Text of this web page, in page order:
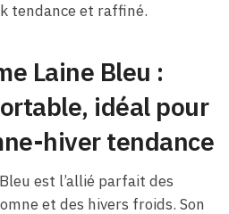
tendance et raffiné.
Laine Bleu​ :
idéal pour
hiver tendance
est l’allié parfait des
et des hivers froids. Son